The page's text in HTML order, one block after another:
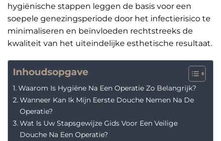
hygiënische stappen leggen de basis voor een
soepele genezingsperiode door het infectierisico te
minimaliseren en beïnvloeden rechtstreeks de
kwaliteit van het uiteindelijke esthetische resultaat.
Inhoudsopgave
Waarom Is Hygiëne Na Een Operatie Zo Belangrijk?
Wanneer Kan Ik Mijn Eerste Douche Nemen Na De
Operatie?
Wat Is Uw Stapsgewijze Gids Voor Een Veilige
Douche Na Een Operatie?